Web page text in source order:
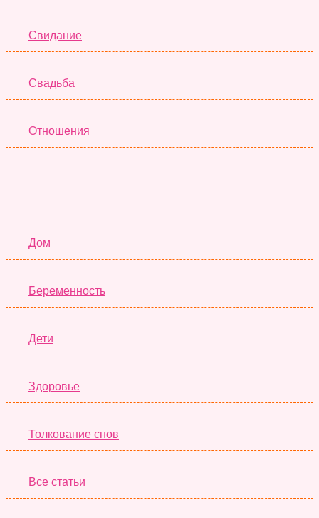
Свидание
Свадьба
Отношения
Дом
Беременность
Дети
Здоровье
Толкование снов
Все статьи